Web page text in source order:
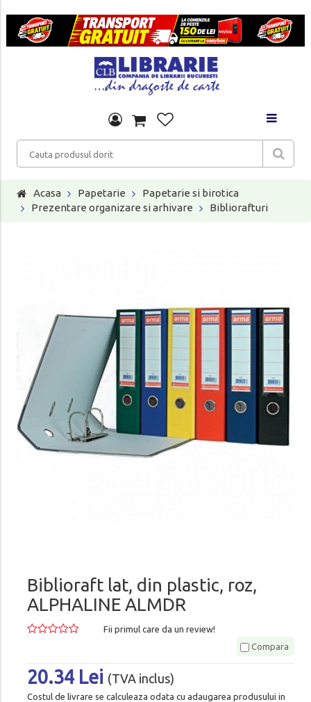
Acasa Papetarie
Papetarie si birotica
Prezentare organizare si arhivare
Bibliorafturi
Biblioraft lat, din plastic, roz,
ALPHALINE ALMDR
Fii primul care da un review!
Compara
20.34 Lei (TVA inclus)
Costul de livrare se calculeaza odata cu adaugarea produsului in